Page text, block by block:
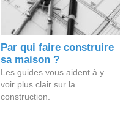
Par qui faire construire
sa maison ?
Les guides vous aident à y
voir plus clair sur la
construction.